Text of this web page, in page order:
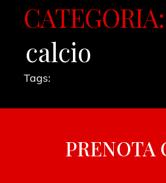
CATEGORIA:
calcio
Tags:
PRENOTA